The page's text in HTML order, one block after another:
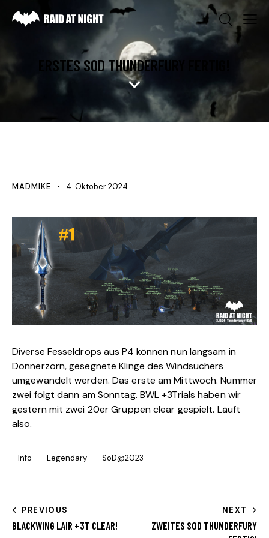
ERSTES SOD THUNDERFURY FERTIG!
MADMIKE 4. Oktober 2024
Diverse Fesseldrops aus P4 können nun langsam in
Donnerzorn, gesegnete Klinge des Windsuchers
umgewandelt werden. Das erste am Mittwoch. Nummer
zwei folgt dann am Sonntag. BWL +3Trials haben wir
gestern mit zwei 20er Gruppen clear gespielt. Läuft
also.
Info Legendary SoD@2023
PREVIOUS
BLACKWING LAIR +3T CLEAR!
NEXT
ZWEITES SOD THUNDERFURY